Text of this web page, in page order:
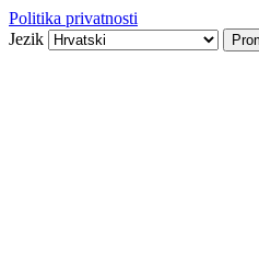
Politika privatnosti
Jezik